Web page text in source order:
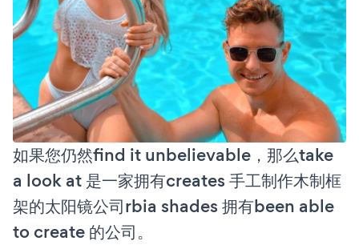
如果您仍然find it unbelievable，那么take
a look at 是一家拥有creates 手工制作木制框
架的太阳镜公司rbia shades 拥有been able
to create 的公司。